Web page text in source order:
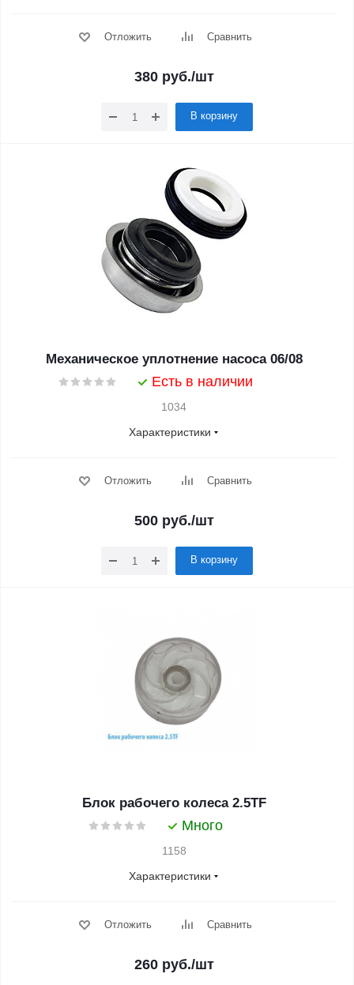
Отложить Сравнить
380 руб./шт
В корзину
Механическое уплотнение насоса 06/08
Есть в наличии
1034
Характеристики
Отложить Сравнить
500 руб./шт
В корзину
Блок рабочего колеса 2.5TF
Много
1158
Характеристики
Отложить Сравнить
260 руб./шт